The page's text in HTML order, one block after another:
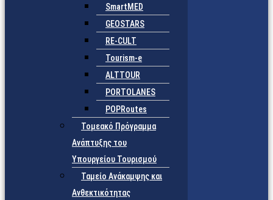
SmartMED
GEOSTARS
RE-CULT
Tourism-e
ALTTOUR
PORTOLANES
POPRoutes
Τομεακό Πρόγραμμα
Ανάπτυξης του
Υπουργείου Τουρισμού
Ταμείο Ανάκαμψης και
Ανθεκτικότητας